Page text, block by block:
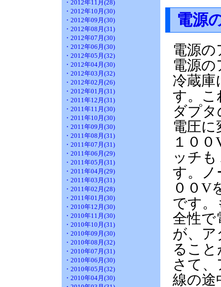
・2012年11月(28)
・2012年10月(30)
・2012年09月(30)
・2012年08月(31)
・2012年07月(30)
・2012年06月(30)
・2012年05月(32)
・2012年04月(30)
・2012年03月(32)
・2012年02月(26)
・2012年01月(31)
・2011年12月(31)
・2011年11月(30)
・2011年10月(30)
・2011年09月(30)
・2011年08月(31)
・2011年07月(31)
・2011年06月(29)
・2011年05月(31)
・2011年04月(29)
・2011年03月(31)
・2011年02月(28)
・2011年01月(30)
・2010年12月(30)
・2010年11月(30)
・2010年10月(31)
・2010年09月(30)
・2010年08月(32)
・2010年07月(31)
・2010年06月(30)
・2010年05月(32)
・2010年04月(30)
電源
電源
電源
冷蔵庫
す。こ
ダプ
電圧
１０
ッチ
す。ノ
００V
です。
全性で
が、ア
るこ
さて
線の途